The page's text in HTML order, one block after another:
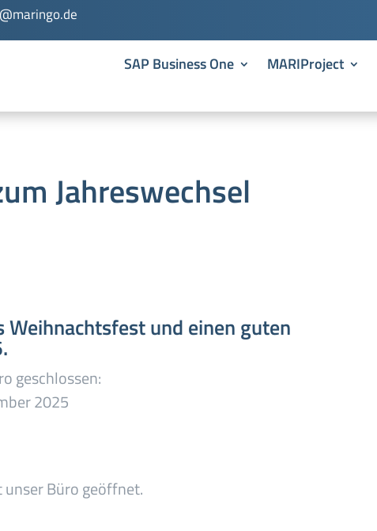
SAP Business One MARIProject
Jahreswechsel
Weihnachtsfest und einen guten
geschlossen:
2025
unser Büro geöffnet.